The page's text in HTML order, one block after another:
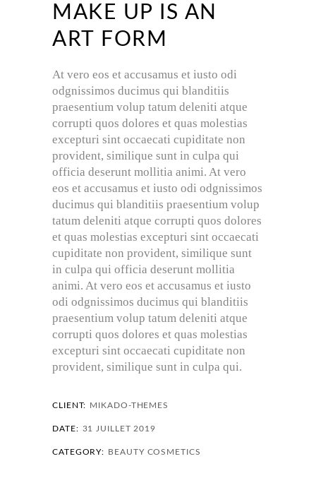
MAKE UP IS AN
ART FORM
At vero eos et accusamus et iusto odi
odgnissimos ducimus qui blanditiis
praesentium volup tatum deleniti atque
corrupti quos dolores et quas molestias
excepturi sint occaecati cupiditate non
provident, similique sunt in culpa qui
officia deserunt mollitia animi. At vero
eos et accusamus et iusto odi odgnissimos
ducimus qui blanditiis praesentium volup
tatum deleniti atque corrupti quos dolores
et quas molestias excepturi sint occaecati
cupiditate non provident, similique sunt
in culpa qui officia deserunt mollitia
animi. At vero eos et accusamus et iusto
odi odgnissimos ducimus qui blanditiis
praesentium volup tatum deleniti atque
corrupti quos dolores et quas molestias
excepturi sint occaecati cupiditate non
provident, similique sunt in culpa qui.
CLIENT: MIKADO-THEMES
DATE: 31 JUILLET 2019
CATEGORY: BEAUTY COSMETICS